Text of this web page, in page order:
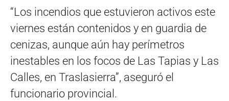
“Los incendios que estuvieron activos este
viernes están contenidos y en guardia de
cenizas, aunque aún hay perímetros
inestables en los focos de Las Tapias y Las
Calles, en Traslasierra”, aseguró el
funcionario provincial.